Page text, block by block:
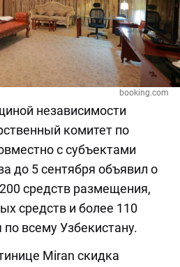
booking.com
независимости
комитет по
с субъектами
до 5 сентября объявил о
средств размещения,
средств и более 110
всему Узбекистану.
Miran скидка